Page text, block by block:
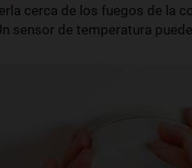
cerca de los fuegos de la
sensor de temperatura